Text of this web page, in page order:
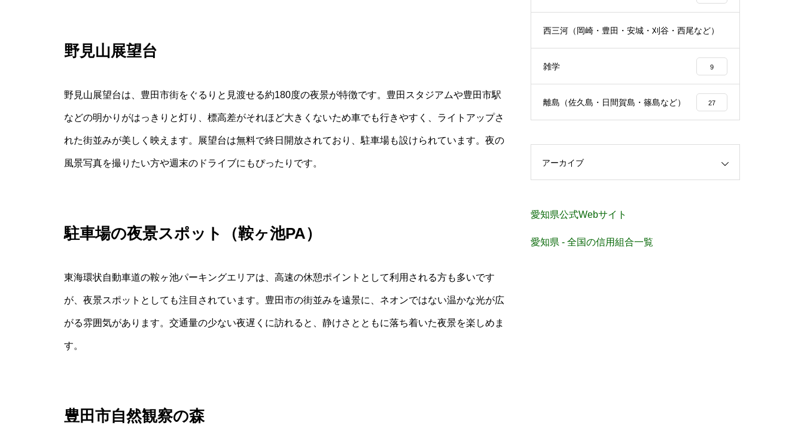
野見山展望台
野見山展望台は、豊田市街をぐるりと見渡せる約180度の夜景が特徴です。豊田スタジアムや豊田市駅
などの明かりがはっきりと灯り、標高差がそれほど大きくないため車でも行きやすく、ライトアップさ
れた街並みが美しく映えます。展望台は無料で終日開放されており、駐車場も設けられています。夜の
風景写真を撮りたい方や週末のドライブにもぴったりです。
駐車場の夜景スポット（鞍ヶ池PA）
東海環状自動車道の鞍ヶ池パーキングエリアは、高速の休憩ポイントとして利用される方も多いです
が、夜景スポットとしても注目されています。豊田市の街並みを遠景に、ネオンではない温かな光が広
がる雰囲気があります。交通量の少ない夜遅くに訪れると、静けさとともに落ち着いた夜景を楽しめま
す。
豊田市自然観察の森
西三河（岡崎・豊田・安城・刈谷・西尾など）
雑学 9
離島（佐久島・日間賀島・篠島など） 27
アーカイブ
愛知県公式Webサイト
愛知県 - 全国の信用組合一覧